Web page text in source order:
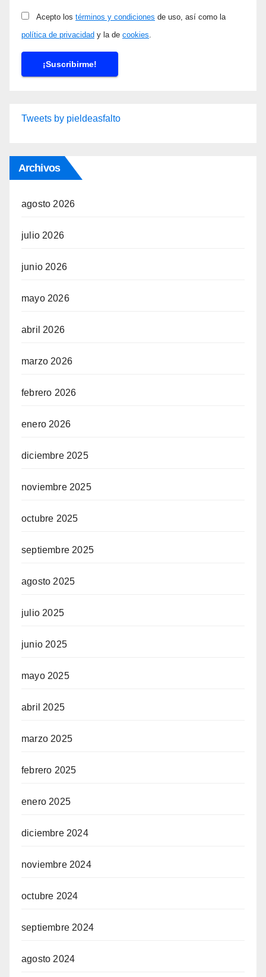
Acepto los términos y condiciones de uso, así como la
política de privacidad y la de cookies.
Tweets by pieldeasfalto
Archivos
agosto 2026
julio 2026
junio 2026
mayo 2026
abril 2026
marzo 2026
febrero 2026
enero 2026
diciembre 2025
noviembre 2025
octubre 2025
septiembre 2025
agosto 2025
julio 2025
junio 2025
mayo 2025
abril 2025
marzo 2025
febrero 2025
enero 2025
diciembre 2024
noviembre 2024
octubre 2024
septiembre 2024
agosto 2024